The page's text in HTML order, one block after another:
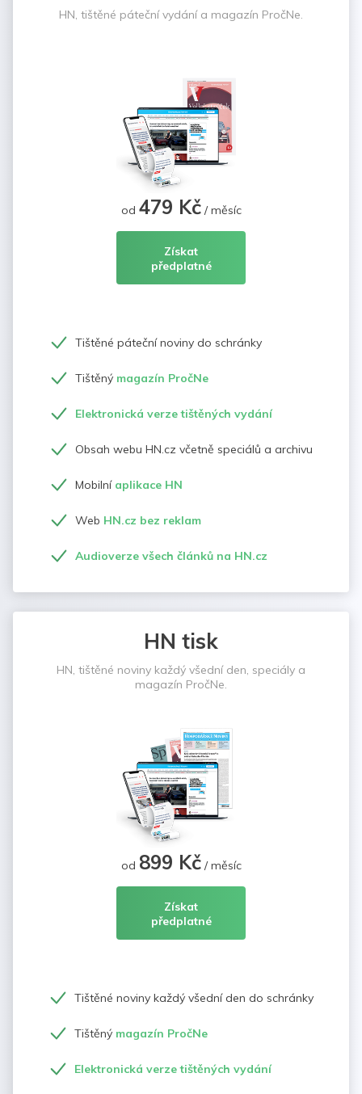
HN, tištěné páteční vydání a magazín PročNe.
od 479 Kč/ měsíc
Získat
předplatné
Tištěné páteční noviny do schránky
Tištěný magazín PročNe
Elektronická verze tištěných vydání
Obsah webu HN.cz včetně speciálů a archivu
Mobilní aplikace HN
Web HN.cz bez reklam
Audioverze všech článků na HN.cz
HN tisk
HN, tištěné noviny každý všední den, speciály a
magazín PročNe.
od 899 Kč/ měsíc
Získat
předplatné
Tištěné noviny každý všední den do schránky
Tištěný magazín PročNe
Elektronická verze tištěných vydání